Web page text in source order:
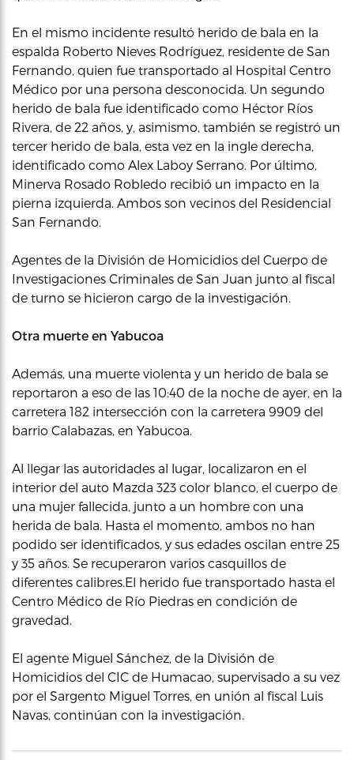
En el mismo incidente resultó herido de bala en la
espalda Roberto Nieves Rodríguez, residente de San
Fernando, quien fue transportado al Hospital Centro
Médico por una persona desconocida. Un segundo
herido de bala fue identificado como Héctor Ríos
Rivera, de 22 años, y, asimismo, también se registró un
tercer herido de bala, esta vez en la ingle derecha,
identificado como Alex Laboy Serrano. Por último,
Minerva Rosado Robledo recibió un impacto en la
pierna izquierda. Ambos son vecinos del Residencial
San Fernando.
Agentes de la División de Homicidios del Cuerpo de
Investigaciones Criminales de San Juan junto al fiscal
de turno se hicieron cargo de la investigación.
Otra muerte en Yabucoa
Además, una muerte violenta y un herido de bala se
reportaron a eso de las 10:40 de la noche de ayer, en la
carretera 182 intersección con la carretera 9909 del
barrio Calabazas, en Yabucoa.
Al llegar las autoridades al lugar, localizaron en el
interior del auto Mazda 323 color blanco, el cuerpo de
una mujer fallecida, junto a un hombre con una
herida de bala. Hasta el momento, ambos no han
podido ser identificados, y sus edades oscilan entre 25
y 35 años. Se recuperaron varios casquillos de
diferentes calibres.El herido fue transportado hasta el
Centro Médico de Río Piedras en condición de
gravedad.
El agente Miguel Sánchez, de la División de
Homicidios del CIC de Humacao, supervisado a su vez
por el Sargento Miguel Torres, en unión al fiscal Luis
Navas, continúan con la investigación.